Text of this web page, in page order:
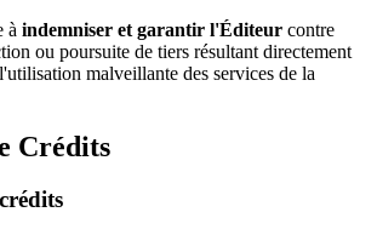
à indemniser et garantir l'Éditeur contre
ou poursuite de tiers résultant directement
malveillante des services de la
Crédits